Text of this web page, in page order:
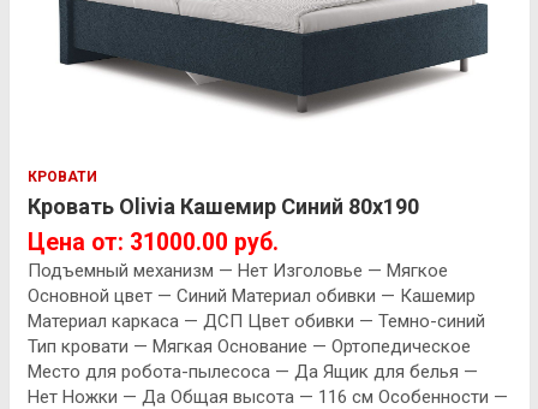
КРОВАТИ
Кровать Olivia Кашемир Синий 80х190
Цена от: 31000.00 руб.
Подъемный механизм — Нет Изголовье — Мягкое
Основной цвет — Синий Материал обивки — Кашемир
Материал каркаса — ДСП Цвет обивки — Темно-синий
Тип кровати — Мягкая Основание — Ортопедическое
Место для робота-пылесоса — Да Ящик для белья —
Нет Ножки — Да Общая высота — 116 см Особенности —